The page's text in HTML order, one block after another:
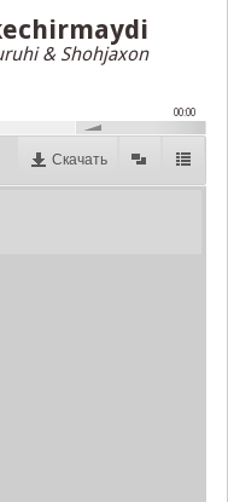
& Shohjaxon
00:00
Скачать